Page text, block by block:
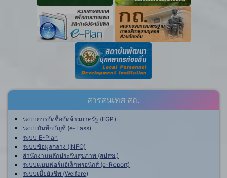
สารสนเทศ สถ.
ระบบการจัดซื้อจัดจ้างภาครัฐ (EGP)
ระบบบันทึกบัญชี (e-Lass)
ระบบ E-Plan
ระบบข้อมูลกลาง (INFO)
สำนักงานหลักประกันสุขภาพ (สปสช.)
ระบบแบบฟอร์มอิเล็กทรอนิกส์ (e-Report)
ระบบเบี้ยยังชีพ (Welfare)